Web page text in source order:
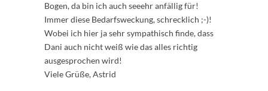
Bogen, da bin ich auch seeehr anfällig für!
Immer diese Bedarfsweckung, schrecklich ;-)!
Wobei ich hier ja sehr sympathisch finde, dass
Dani auch nicht weiß wie das alles richtig
ausgesprochen wird!
Viele Grüße, Astrid